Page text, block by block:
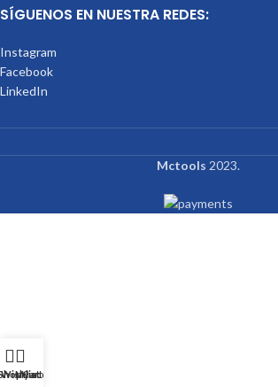
SÍGUENOS EN NUESTRA REDES:
Instagram
Facebook
LinkedIn
Mctools 2023.
Wishlist
Cart
My account